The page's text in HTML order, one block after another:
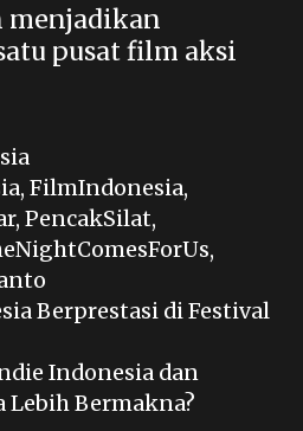
menjadikan
pusat film aksi
, FilmIndonesia,
, PencakSilat,
,
Berprestasi di Festival
Indonesia dan
Bermakna?